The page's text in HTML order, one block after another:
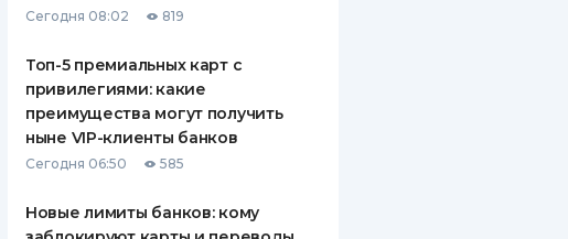
ВСЕ СТРАХОВЫЕ ПОЛИСЫ
СТРАХОВЫЕ КОМПАНИИ
КОМПАНИЯХ
Сегодня 08:02 819
Топ-5 премиальных карт с
привилегиями: какие
преимущества могут получить
ныне VIP-клиенты банков
Сегодня 06:50 585
Новые лимиты банков: кому